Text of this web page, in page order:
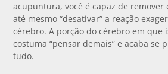
acupuntura, você é capaz de remover
até mesmo “desativar” a reação
cérebro. A porção do cérebro em que
costuma “pensar demais” e acaba se
tudo.